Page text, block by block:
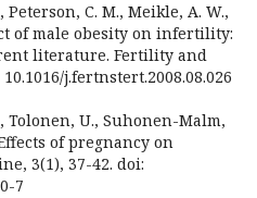
C. M., Meikle, A. W.,
of male obesity on infertility:
literature. Fertility and
j.fertnstert.2008.08.026
Tolonen, U., Suhonen-Malm,
of pregnancy on
3(1), 37-42. doi:
7